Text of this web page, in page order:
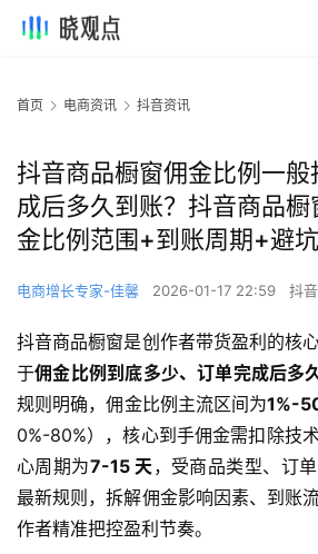
首页 电商资讯 抖音资讯
抖音商品橱窗佣金比例一
成后多久到账？抖音商品橱
金比例范围+到账周期+避坑
电商增长专家-佳馨 2026-01-17 22:59 抖
抖音商品橱窗是创作者带货盈利的核
于佣金比例到底多少、订单完成后多
规则明确，佣金比例主流区间为1%-
0%-80%），核心到手佣金需扣除技
心周期为7-15 天，受商品类型、订
最新规则，拆解佣金影响因素、到账
作者精准把控盈利节奏。